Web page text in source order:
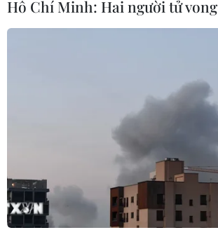
Hồ Chí Minh: Hai người tử vong